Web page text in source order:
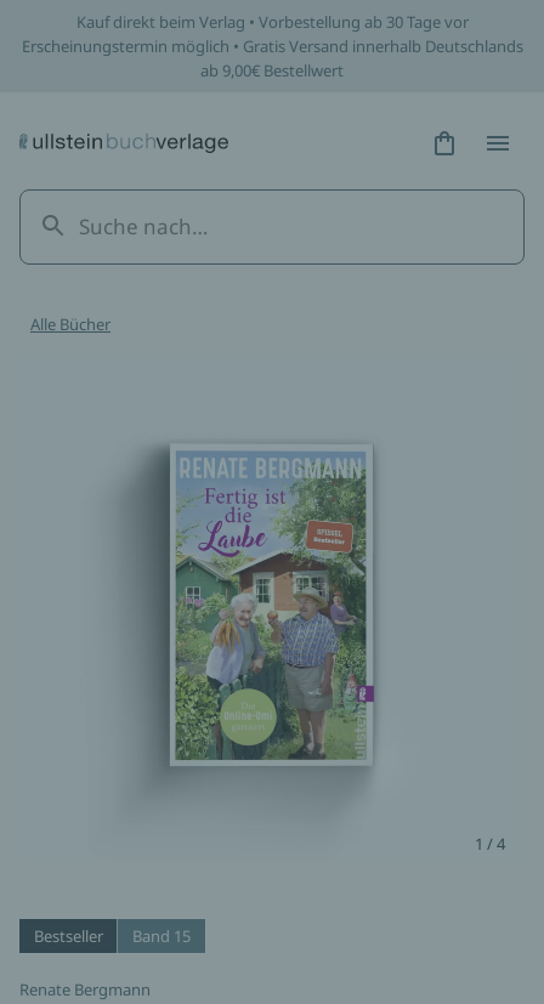
Kauf direkt beim Verlag • Vorbestellung ab 30 Tage vor
Erscheinungstermin möglich • Gratis Versand innerhalb Deutschlands
ab 9,00€ Bestellwert
Hidden
Alle Bücher
1 / 4
Bestseller Band 15
Renate Bergmann